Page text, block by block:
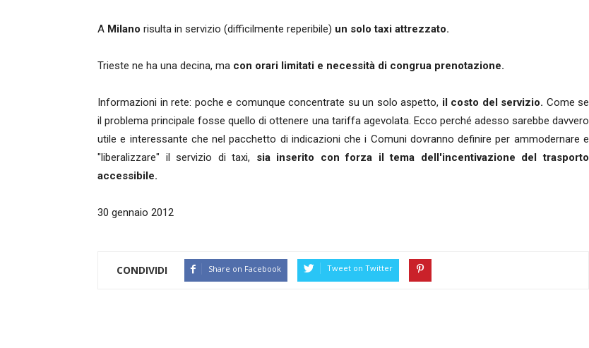
A Milano risulta in servizio (difficilmente reperibile) un solo taxi attrezzato.
Trieste ne ha una decina, ma con orari limitati e necessità di congrua prenotazione.
Informazioni in rete: poche e comunque concentrate su un solo aspetto, il costo del servizio. Come se
il problema principale fosse quello di ottenere una tariffa agevolata. Ecco perché adesso sarebbe davvero
utile e interessante che nel pacchetto di indicazioni che i Comuni dovranno definire per ammodernare e
"liberalizzare" il servizio di taxi, sia inserito con forza il tema dell'incentivazione del trasporto
accessibile.
30 gennaio 2012
CONDIVIDI Share on Facebook Tweet on Twitter